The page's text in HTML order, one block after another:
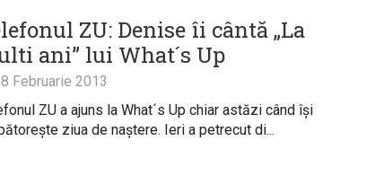
ZU: Denise îi cântă „La
ani” lui What´s Up
Februarie 2013
ZU a ajuns la What´s Up chiar astăzi când își
ziua de naștere. Ieri a petrecut di...